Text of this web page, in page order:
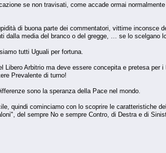
se non travisati, come accade ormai
di buona parte dei commentatori, vittime inconsce
dalla media del branco o del gregge, … se lo scelgano
tutti Uguali per fortuna.
Libero Arbitrio ma deve essere concepita e pretesa
Prevalente di turno!
sono la speranza della Pace nel mondo.
quindi cominciamo con lo scoprire le caratteristiche
del sempre No e sempre Contro, di Destra e di